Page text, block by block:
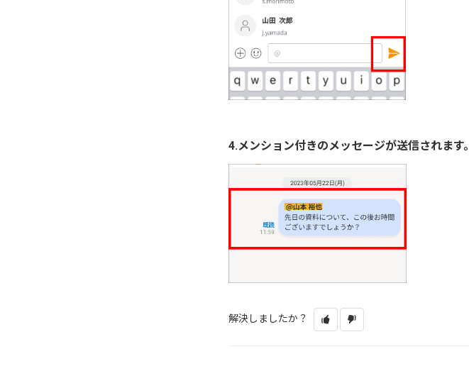
4.メンション付きのメッセージが送信されます。
解決しましたか？